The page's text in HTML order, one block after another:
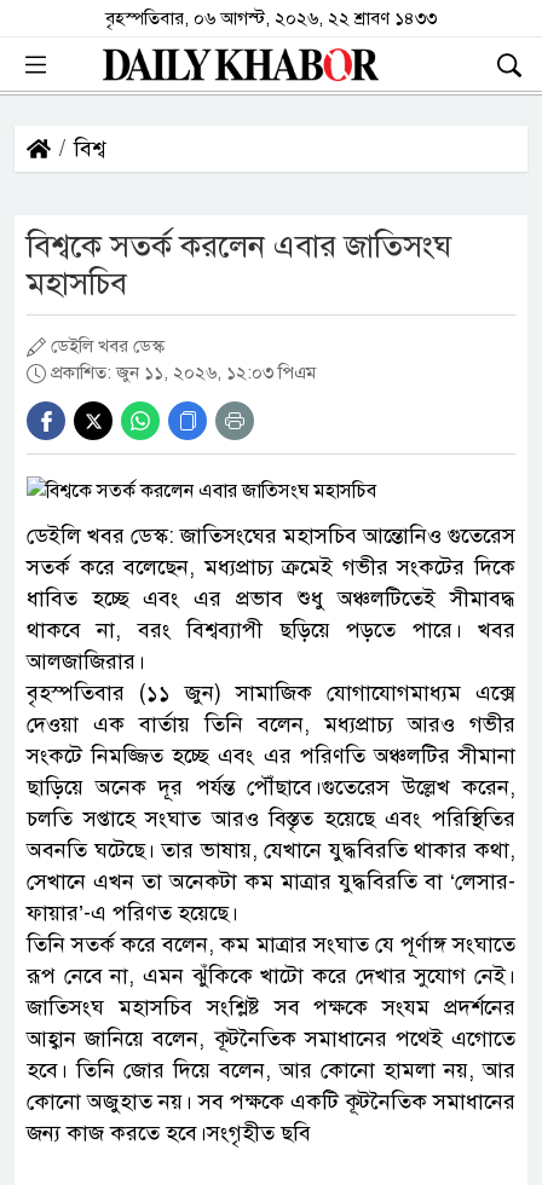
বৃহস্পতিবার, ০৬ আগস্ট, ২০২৬, ২২ শ্রাবণ ১৪৩৩
বিশ্ব
বিশ্বকে সতর্ক করলেন এবার জাতিসংঘ
মহাসচিব
ডেইলি খবর ডেস্ক
প্রকাশিত: জুন ১১, ২০২৬, ১২:০৩ পিএম
ডেইলি খবর ডেস্ক: জাতিসংঘের মহাসচিব আন্তোনিও গুতেরেস
সতর্ক করে বলেছেন, মধ্যপ্রাচ্য ক্রমেই গভীর সংকটের দিকে
ধাবিত হচ্ছে এবং এর প্রভাব শুধু অঞ্চলটিতেই সীমাবদ্ধ
থাকবে না, বরং বিশ্বব্যাপী ছড়িয়ে পড়তে পারে। খবর
আলজাজিরার।
বৃহস্পতিবার (১১ জুন) সামাজিক যোগাযোগমাধ্যম এক্সে
দেওয়া এক বার্তায় তিনি বলেন, মধ্যপ্রাচ্য আরও গভীর
সংকটে নিমজ্জিত হচ্ছে এবং এর পরিণতি অঞ্চলটির সীমানা
ছাড়িয়ে অনেক দূর পর্যন্ত পৌঁছাবে।গুতেরেস উল্লেখ করেন,
চলতি সপ্তাহে সংঘাত আরও বিস্তৃত হয়েছে এবং পরিস্থিতির
অবনতি ঘটেছে। তার ভাষায়, যেখানে যুদ্ধবিরতি থাকার কথা,
সেখানে এখন তা অনেকটা কম মাত্রার যুদ্ধবিরতি বা ‘লেসার-
ফায়ার’-এ পরিণত হয়েছে।
তিনি সতর্ক করে বলেন, কম মাত্রার সংঘাত যে পূর্ণাঙ্গ সংঘাতে
রূপ নেবে না, এমন ঝুঁকিকে খাটো করে দেখার সুযোগ নেই।
জাতিসংঘ মহাসচিব সংশ্লিষ্ট সব পক্ষকে সংযম প্রদর্শনের
আহ্বান জানিয়ে বলেন, কূটনৈতিক সমাধানের পথেই এগোতে
হবে। তিনি জোর দিয়ে বলেন, আর কোনো হামলা নয়, আর
কোনো অজুহাত নয়। সব পক্ষকে একটি কূটনৈতিক সমাধানের
জন্য কাজ করতে হবে।সংগৃহীত ছবি